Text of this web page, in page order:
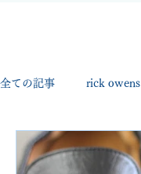
全ての記事 rick owens
george cleverley